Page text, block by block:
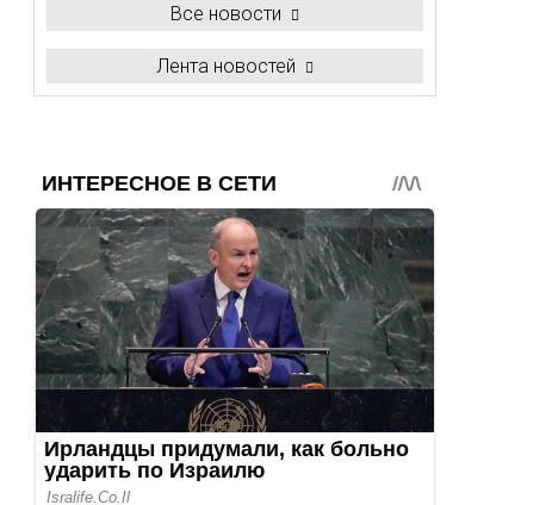
Все новости
Лента новостей